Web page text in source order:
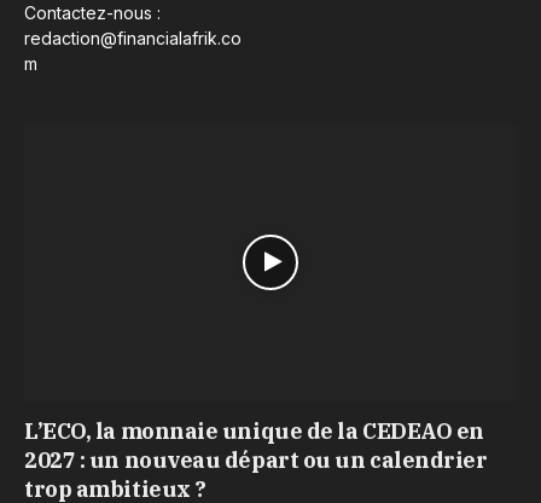
Contactez-nous :
redaction@financialafrik.co
m
L’ECO, la monnaie unique de la CEDEAO en
2027 : un nouveau départ ou un calendrier
trop ambitieux ?